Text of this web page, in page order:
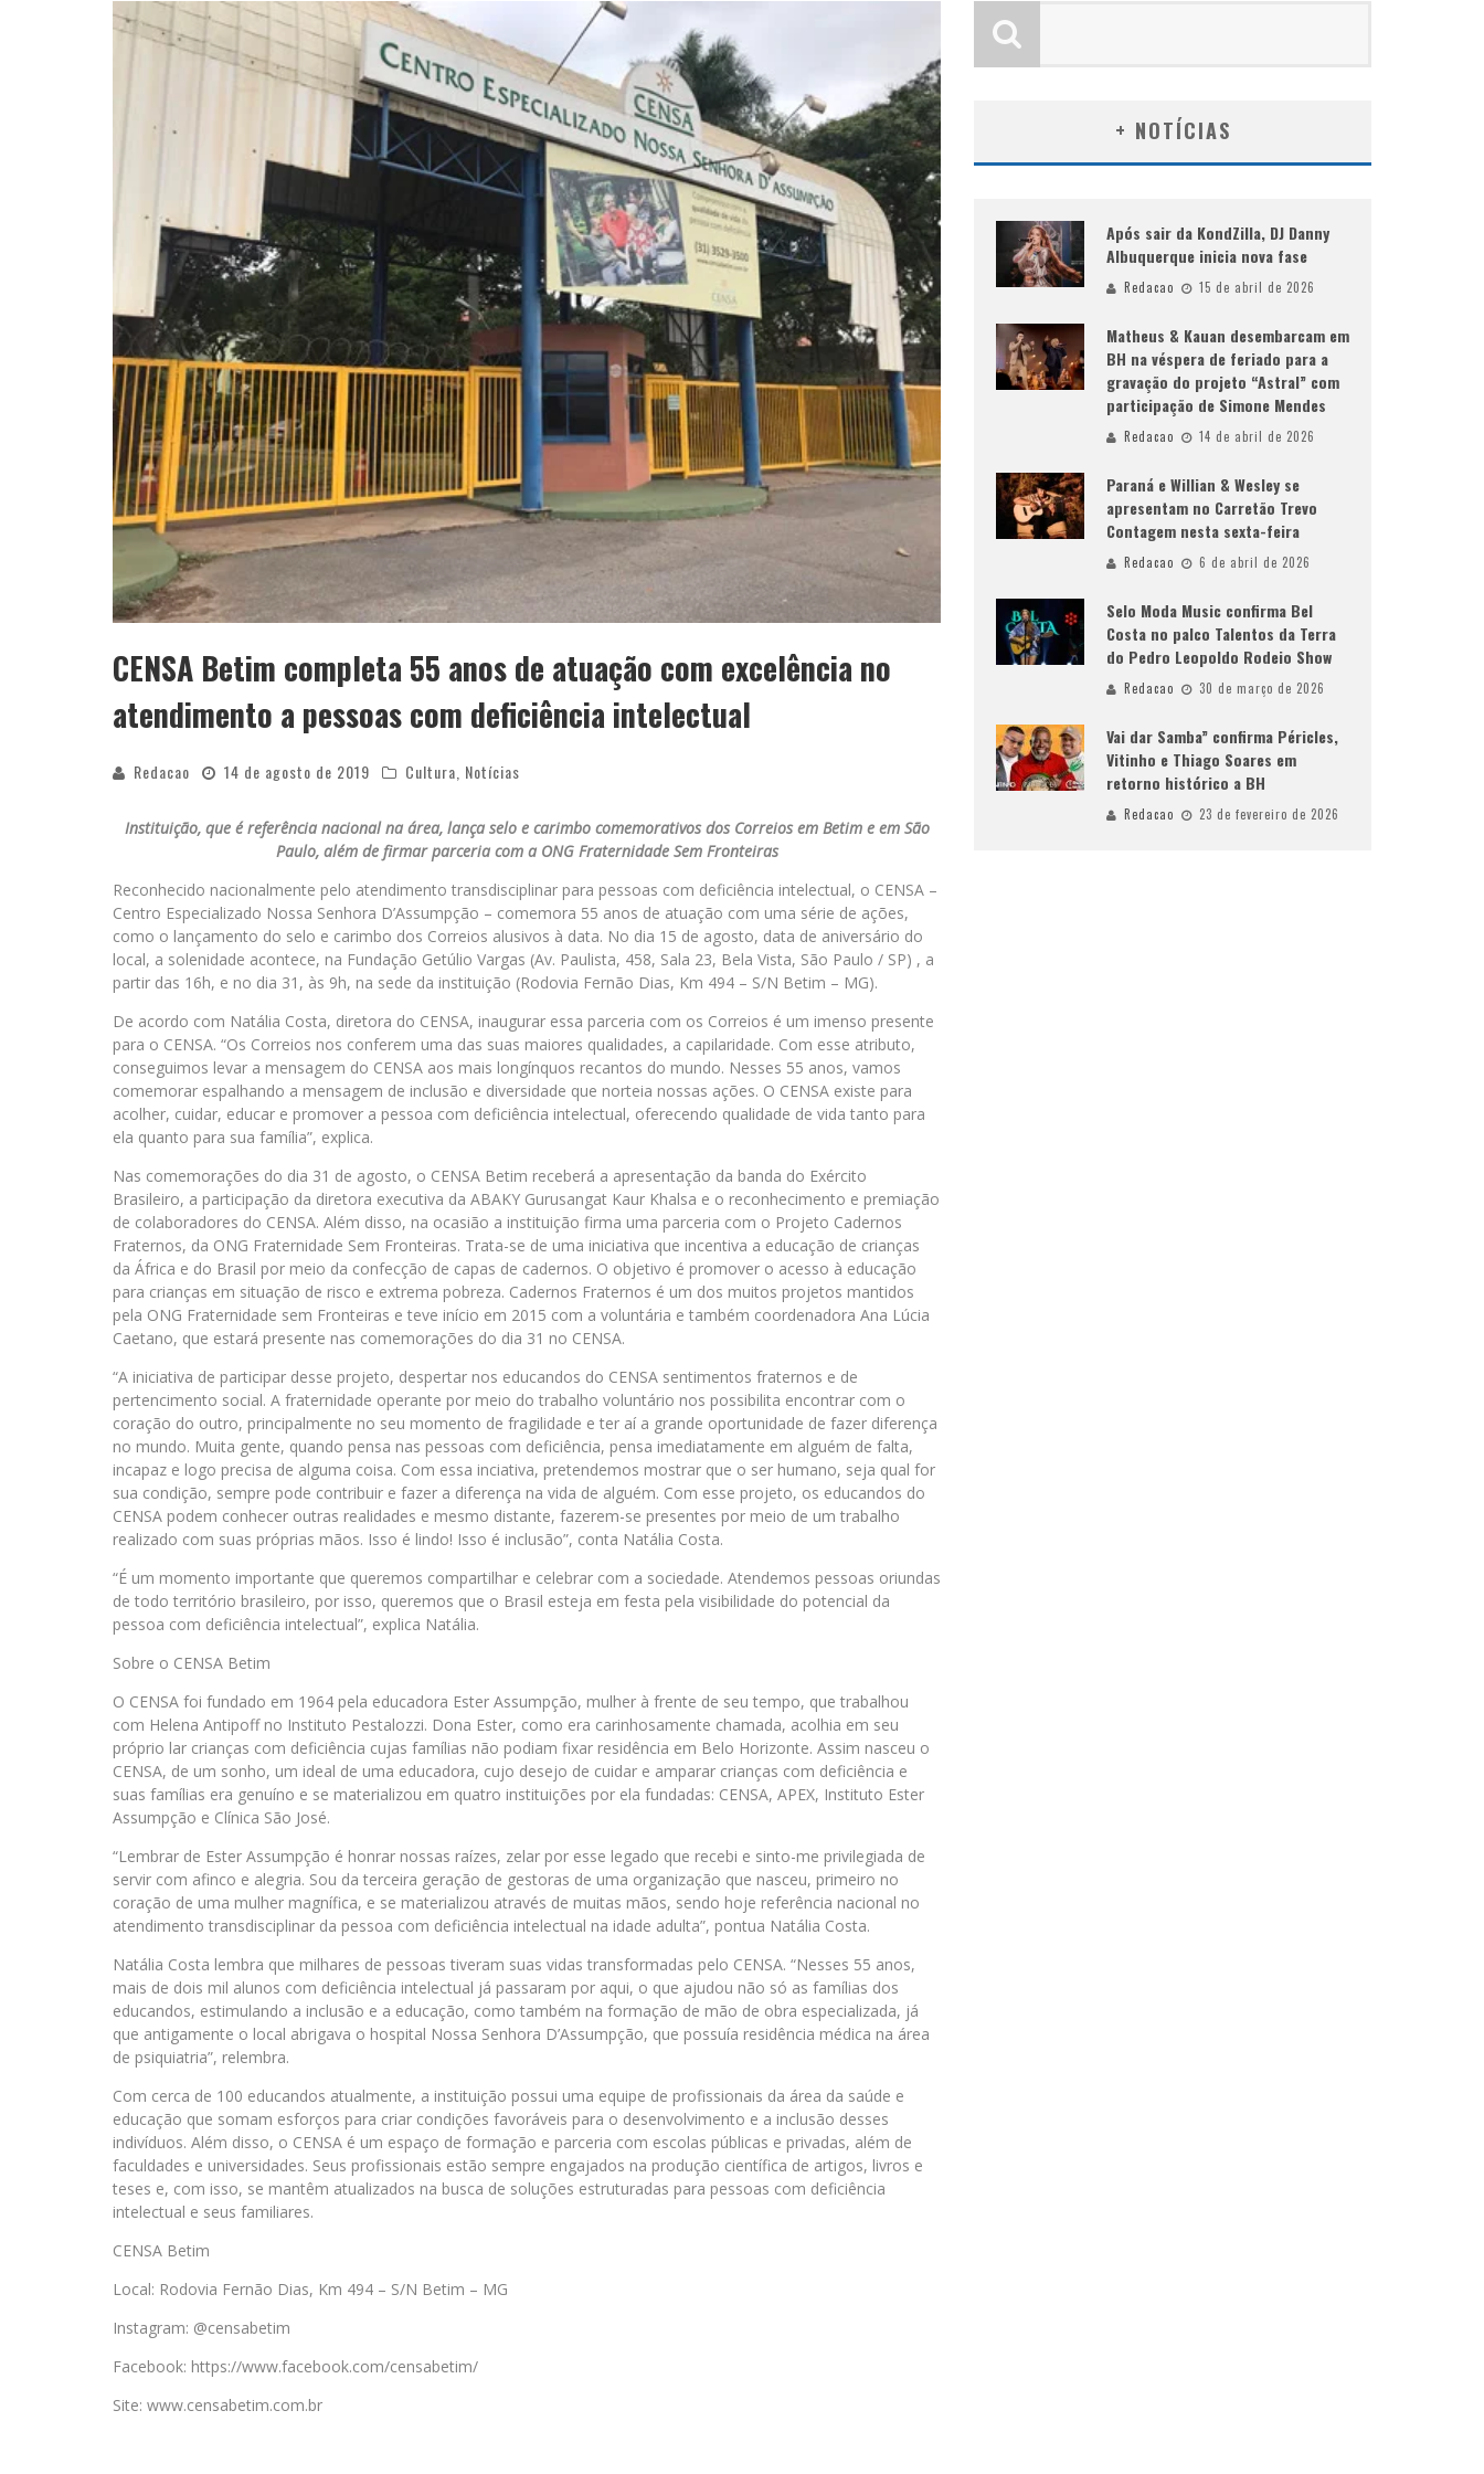
APÓS SAIR DA KONDZILLA, DJ DANNY ALBUQUERQUE INICIA NOVA FASE
CENSA Betim completa 55 anos de atuação com excelência no
atendimento a pessoas com deficiência intelectual
Redacao 14 de agosto de 2019 Cultura Notícias
Instituição, que é referência nacional na área, lança selo e carimbo comemorativos dos Correios em Betim e em São
Paulo, além de firmar parceria com a ONG Fraternidade Sem Fronteiras
Reconhecido nacionalmente pelo atendimento transdisciplinar para pessoas com deficiência intelectual, o CENSA –
Centro Especializado Nossa Senhora D’Assumpção – comemora 55 anos de atuação com uma série de ações,
como o lançamento do selo e carimbo dos Correios alusivos à data. No dia 15 de agosto, data de aniversário do
local, a solenidade acontece, na Fundação Getúlio Vargas (Av. Paulista, 458, Sala 23, Bela Vista, São Paulo / SP) , a
partir das 16h, e no dia 31, às 9h, na sede da instituição (Rodovia Fernão Dias, Km 494 – S/N Betim – MG).
De acordo com Natália Costa, diretora do CENSA, inaugurar essa parceria com os Correios é um imenso presente
para o CENSA. “Os Correios nos conferem uma das suas maiores qualidades, a capilaridade. Com esse atributo,
conseguimos levar a mensagem do CENSA aos mais longínquos recantos do mundo. Nesses 55 anos, vamos
comemorar espalhando a mensagem de inclusão e diversidade que norteia nossas ações. O CENSA existe para
acolher, cuidar, educar e promover a pessoa com deficiência intelectual, oferecendo qualidade de vida tanto para
ela quanto para sua família”, explica.
Nas comemorações do dia 31 de agosto, o CENSA Betim receberá a apresentação da banda do Exército
Brasileiro, a participação da diretora executiva da ABAKY Gurusangat Kaur Khalsa e o reconhecimento e premiação
de colaboradores do CENSA. Além disso, na ocasião a instituição firma uma parceria com o Projeto Cadernos
Fraternos, da ONG Fraternidade Sem Fronteiras. Trata-se de uma iniciativa que incentiva a educação de crianças
da África e do Brasil por meio da confecção de capas de cadernos. O objetivo é promover o acesso à educação
para crianças em situação de risco e extrema pobreza. Cadernos Fraternos é um dos muitos projetos mantidos
pela ONG Fraternidade sem Fronteiras e teve início em 2015 com a voluntária e também coordenadora Ana Lúcia
Caetano, que estará presente nas comemorações do dia 31 no CENSA.
“A iniciativa de participar desse projeto, despertar nos educandos do CENSA sentimentos fraternos e de
pertencimento social. A fraternidade operante por meio do trabalho voluntário nos possibilita encontrar com o
coração do outro, principalmente no seu momento de fragilidade e ter aí a grande oportunidade de fazer diferença
no mundo. Muita gente, quando pensa nas pessoas com deficiência, pensa imediatamente em alguém de falta,
incapaz e logo precisa de alguma coisa. Com essa inciativa, pretendemos mostrar que o ser humano, seja qual for
sua condição, sempre pode contribuir e fazer a diferença na vida de alguém. Com esse projeto, os educandos do
CENSA podem conhecer outras realidades e mesmo distante, fazerem-se presentes por meio de um trabalho
realizado com suas próprias mãos. Isso é lindo! Isso é inclusão”, conta Natália Costa.
“É um momento importante que queremos compartilhar e celebrar com a sociedade. Atendemos pessoas oriundas
de todo território brasileiro, por isso, queremos que o Brasil esteja em festa pela visibilidade do potencial da
pessoa com deficiência intelectual”, explica Natália.
Sobre o CENSA Betim
O CENSA foi fundado em 1964 pela educadora Ester Assumpção, mulher à frente de seu tempo, que trabalhou
com Helena Antipoff no Instituto Pestalozzi. Dona Ester, como era carinhosamente chamada, acolhia em seu
próprio lar crianças com deficiência cujas famílias não podiam fixar residência em Belo Horizonte. Assim nasceu o
CENSA, de um sonho, um ideal de uma educadora, cujo desejo de cuidar e amparar crianças com deficiência e
suas famílias era genuíno e se materializou em quatro instituições por ela fundadas: CENSA, APEX, Instituto Ester
Assumpção e Clínica São José.
“Lembrar de Ester Assumpção é honrar nossas raízes, zelar por esse legado que recebi e sinto-me privilegiada de
servir com afinco e alegria. Sou da terceira geração de gestoras de uma organização que nasceu, primeiro no
coração de uma mulher magnífica, e se materializou através de muitas mãos, sendo hoje referência nacional no
atendimento transdisciplinar da pessoa com deficiência intelectual na idade adulta”, pontua Natália Costa.
Natália Costa lembra que milhares de pessoas tiveram suas vidas transformadas pelo CENSA. “Nesses 55 anos,
mais de dois mil alunos com deficiência intelectual já passaram por aqui, o que ajudou não só as famílias dos
educandos, estimulando a inclusão e a educação, como também na formação de mão de obra especializada, já
que antigamente o local abrigava o hospital Nossa Senhora D’Assumpção, que possuía residência médica na área
de psiquiatria”, relembra.
Com cerca de 100 educandos atualmente, a instituição possui uma equipe de profissionais da área da saúde e
educação que somam esforços para criar condições favoráveis para o desenvolvimento e a inclusão desses
indivíduos. Além disso, o CENSA é um espaço de formação e parceria com escolas públicas e privadas, além de
faculdades e universidades. Seus profissionais estão sempre engajados na produção científica de artigos, livros e
teses e, com isso, se mantêm atualizados na busca de soluções estruturadas para pessoas com deficiência
intelectual e seus familiares.
CENSA Betim
Local: Rodovia Fernão Dias, Km 494 – S/N Betim – MG
Instagram: @censabetim
Facebook: https://www.facebook.com/censabetim/
Site: www.censabetim.com.br
+ NOTÍCIAS
Após sair da KondZilla, DJ Danny
Albuquerque inicia nova fase
Redacao 15 de abril de 2026
Matheus & Kauan desembarcam em
BH na véspera de feriado para a
gravação do projeto “Astral” com
participação de Simone Mendes
Redacao 14 de abril de 2026
Paraná e Willian & Wesley se
apresentam no Carretão Trevo
Contagem nesta sexta-feira
Redacao 6 de abril de 2026
Selo Moda Music confirma Bel
Costa no palco Talentos da Terra
do Pedro Leopoldo Rodeio Show
Redacao 30 de março de 2026
Vai dar Samba” confirma Péricles,
Vitinho e Thiago Soares em
retorno histórico a BH
Redacao 23 de fevereiro de 2026